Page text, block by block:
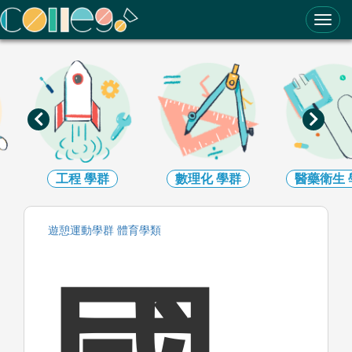
ColleGo! 大學選才與高中育才輔助系統
工程 學群 數理化學群 醫藥衛生
遊憩運動學群 體育學類